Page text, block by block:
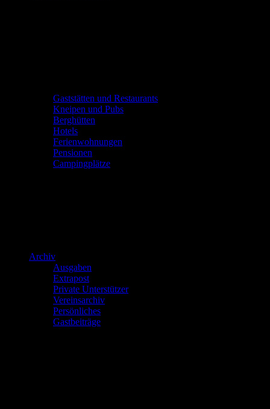
Gaststätten und Restaurants
Kneipen und Pubs
Berghütten
Hotels
Ferienwohnungen
Pensionen
Campingplätze
Archiv
Ausgaben
Extrapost
Private Unterstützer
Vereinsarchiv
Persönliches
Gastbeiträge